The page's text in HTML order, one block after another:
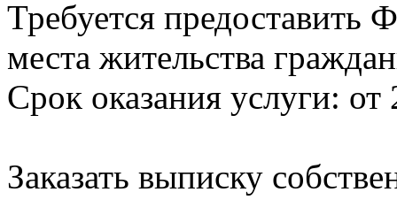
Требуется
места жительства
Срок оказания услуги: от
Заказать выписку